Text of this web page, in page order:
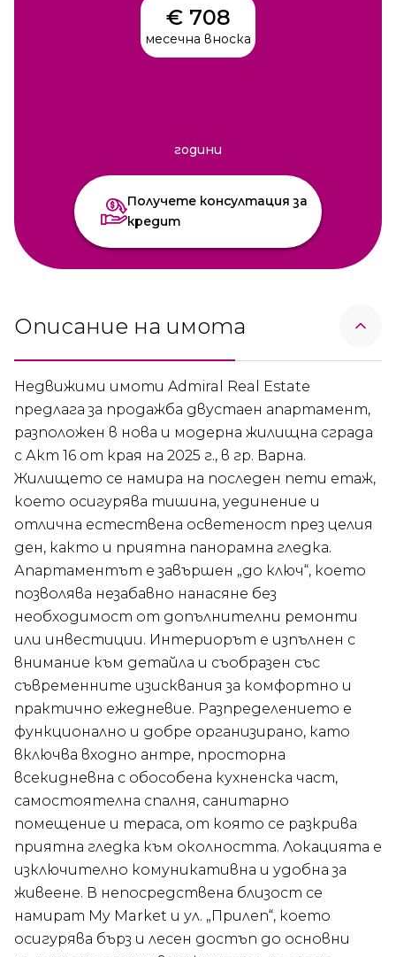
€ 708
месечна вноска
години
Получете консултация за
кредит
Описание на имота
Недвижими имоти Admiral Real Estate
предлага за продажба двустаен апартамент,
разположен в нова и модерна жилищна сграда
с Акт 16 от края на 2025 г., в гр. Варна.
Жилището се намира на последен пети етаж,
което осигурява тишина, уединение и
отлична естествена осветеност през целия
ден, както и приятна панорамна гледка.
Апартаментът е завършен „до ключ“, което
позволява незабавно нанасяне без
необходимост от допълнителни ремонти
или инвестиции. Интериорът е изпълнен с
внимание към детайла и съобразен със
съвременните изисквания за комфортно и
практично ежедневие. Разпределението е
функционално и добре организирано, като
включва входно антре, просторна
всекидневна с обособена кухненска част,
самостоятелна спалня, санитарно
помещение и тераса, от която се разкрива
приятна гледка към околността. Локацията е
изключително комуникативна и удобна за
живеене. В непосредствена близост се
намират My Market и ул. „Прилеп“, което
осигурява бърз и лесен достъп до основни